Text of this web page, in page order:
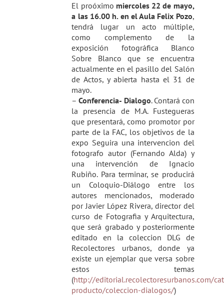
El proóximo miercoles 22 de mayo,
a las 16.00 h. en el Aula Felix Pozo,
tendrá lugar un acto múltiple,
como complemento de la
exposición fotográfica Blanco
Sobre Blanco que se encuentra
actualmente en el pasillo del Salón
de Actos, y abierta hasta el 31 de
mayo.
–Conferencia- Dialogo. Contará con
la presencia de M.A. Fustegueras
que presentará, como promotor por
parte de la FAC, los objetivos de la
expo Seguira una intervencion del
fotografo autor (Fernando Alda) y
una intervención de Ignacio
Rubiño. Para terminar, se producirá
un Coloquio-Diálogo entre los
autores mencionados, moderado
por Javier López Rivera, director del
curso de Fotografia y Arquitectura,
que será grabado y posteriormente
editado en la coleccion DLG de
Recolectores urbanos, donde ya
existe un ejemplar que versa sobre
estos temas
(http://editorial.recolectoresurbanos.com/
producto/coleccion-dialogos/)